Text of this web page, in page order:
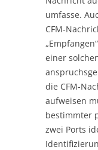
umfasse.
CFM-
einer
die CFM-
aufweisen
bestimmter
zwei Ports